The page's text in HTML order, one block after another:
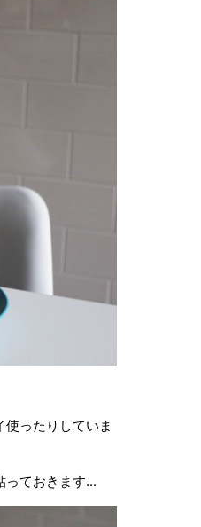
ったりしていま
っておきます...